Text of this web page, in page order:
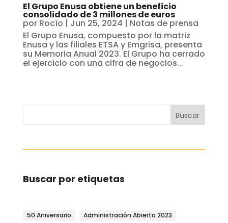
El Grupo Enusa obtiene un beneficio
consolidado de 3 millones de euros
por Rocío | Jun 25, 2024 | Notas de prensa
El Grupo Enusa, compuesto por la matriz
Enusa y las filiales ETSA y Emgrisa, presenta
su Memoria Anual 2023. El Grupo ha cerrado
el ejercicio con una cifra de negocios...
Buscar
Buscar por etiquetas
50 Aniversario
Administración Abierta 2023